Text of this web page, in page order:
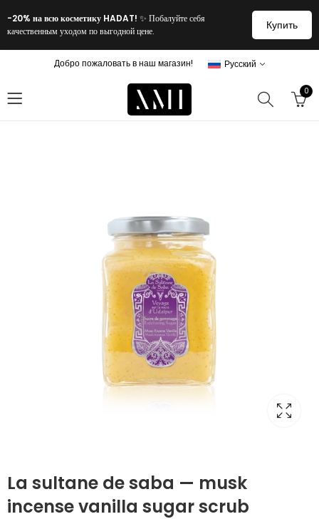
-20% на всю косметику HADAT! ✨ Побалуйте себя
качественным уходом по выгодной цене.
Купить
Добро пожаловать в наш магазин! Русский
0
La sultane de saba — musk
incense vanilla sugar scrub